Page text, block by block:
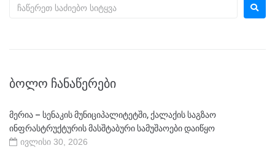
ᲑᲝᲚᲝ ᲩᲐᲜᲐᲬᲔᲠᲔᲑᲘ
მერია – სენაკის მუნიციპალიტეტში, ქალაქის საგზაო
ინფრასტრუქტურის მასშტაბური სამუშაოები დაიწყო
ივლისი 30, 2026